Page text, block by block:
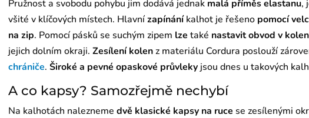
Pružnost a svobodu pohybu jim dodává jednak malá příměs elastanu,
všité v klíčových místech. Hlavnízapínáníkalhot je řešeno pomocí
na zip. Pomocí pásků se suchým zipem lze také nastavit obvod v
jejich dolním okraji.Zesílení kolenz materiálu Cordura poslouží
chrániče.Široké a pevné opaskové průvleky jsou dnes u takových
A co kapsy? Samozřejmě nechybí
Na kalhotách naleznemedvě klasické kapsy na ruce se zesílenými